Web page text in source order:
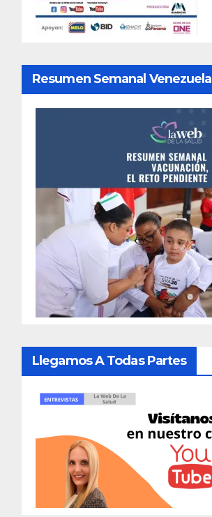
Resumen Semanal Venezuela
Llegamos A Todas Partes